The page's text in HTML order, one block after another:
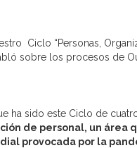
Ciclo “Personas,
sobre los procesos de
sido este Ciclo de
de personal, un área
provocada por la